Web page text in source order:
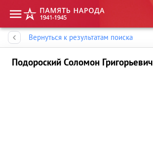
Вернуться к результатам поиска
Подороский Соломон Григорьевич
Память народа